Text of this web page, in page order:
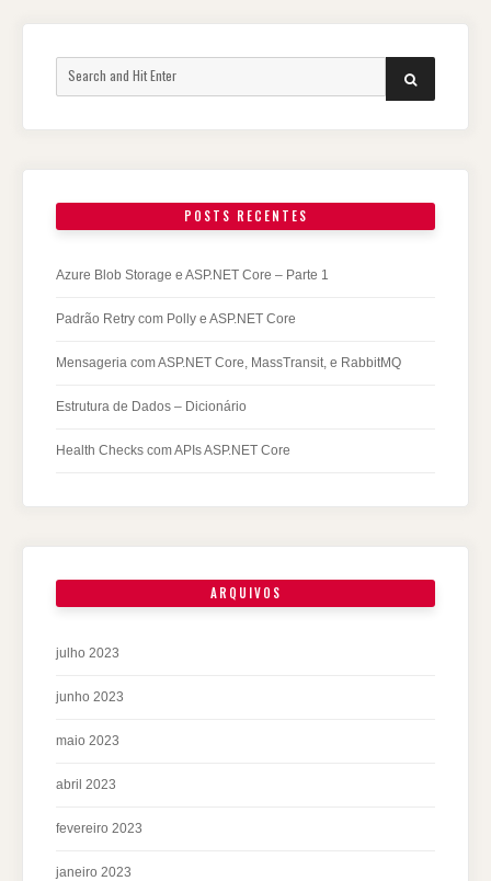
SEARCH
POSTS RECENTES
Azure Blob Storage e ASP.NET Core – Parte 1
Padrão Retry com Polly e ASP.NET Core
Mensageria com ASP.NET Core, MassTransit, e RabbitMQ
Estrutura de Dados – Dicionário
Health Checks com APIs ASP.NET Core
ARQUIVOS
julho 2023
junho 2023
maio 2023
abril 2023
fevereiro 2023
janeiro 2023